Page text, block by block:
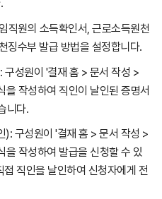
직원의 소득확인서, 근로소득원천
징수부 발급 방법을 설정합니다.
구성원이 '결재 홈 > 문서 작성 >
을 작성하여 직인이 날인된 증명서
니다.
): 구성원이 '결재 홈 > 문서 작성 >
을 작성하여 발급을 신청할 수 있
직인을 날인하여 신청자에게 전